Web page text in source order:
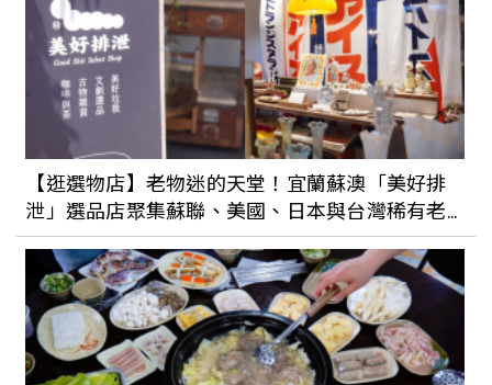
用時髦單品低調放閃！2023情侶鞋推薦：
文青燕麥色、酷潮黑球鞋全都有
2023卡通聯名球鞋太可愛！PUMA×海綿
寶寶、adidas×Hello Kitty全都又萌又時
髦
2023春夏球鞋新品總整理！PUMA「奶蓋
橘」厚底鞋、New Balance「流蘇雕花」
小白鞋讓你秒化身酷甜女子
【逛選物店】老物迷的天堂！宜蘭蘇澳「美好排
泄」選品店聚集蘇聯、美國、日本與台灣稀有老
件